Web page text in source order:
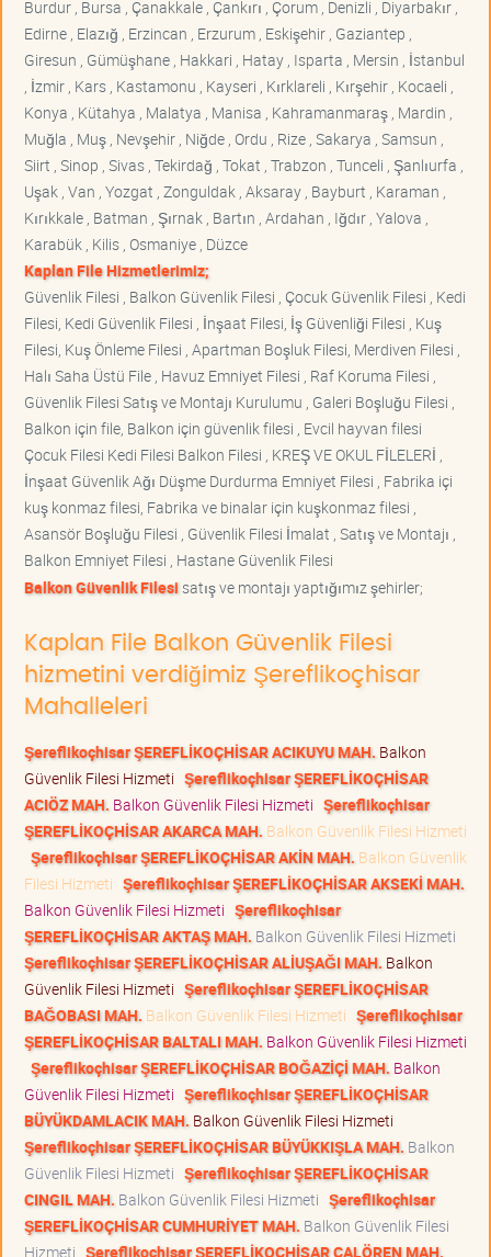
Burdur , Bursa , Çanakkale , Çankırı , Çorum , Denizli , Diyarbakır ,
Edirne , Elazığ , Erzincan , Erzurum , Eskişehir , Gaziantep ,
Giresun , Gümüşhane , Hakkari , Hatay , Isparta , Mersin , İstanbul
, İzmir , Kars , Kastamonu , Kayseri , Kırklareli , Kırşehir , Kocaeli ,
Konya , Kütahya , Malatya , Manisa , Kahramanmaraş , Mardin ,
Muğla , Muş , Nevşehir , Niğde , Ordu , Rize , Sakarya , Samsun ,
Siirt , Sinop , Sivas , Tekirdağ , Tokat , Trabzon , Tunceli , Şanlıurfa ,
Uşak , Van , Yozgat , Zonguldak , Aksaray , Bayburt , Karaman ,
Kırıkkale , Batman , Şırnak , Bartın , Ardahan , Iğdır , Yalova ,
Karabük , Kilis , Osmaniye , Düzce
Kaplan File Hizmetlerimiz;
Güvenlik Filesi , Balkon Güvenlik Filesi , Çocuk Güvenlik Filesi , Kedi
Filesi, Kedi Güvenlik Filesi , İnşaat Filesi, İş Güvenliği Filesi , Kuş
Filesi, Kuş Önleme Filesi , Apartman Boşluk Filesi, Merdiven Filesi ,
Halı Saha Üstü File , Havuz Emniyet Filesi , Raf Koruma Filesi ,
Güvenlik Filesi Satış ve Montajı Kurulumu , Galeri Boşluğu Filesi ,
Balkon için file, Balkon için güvenlik filesi , Evcil hayvan filesi
Çocuk Filesi Kedi Filesi Balkon Filesi , KREŞ VE OKUL FİLELERİ ,
İnşaat Güvenlik Ağı Düşme Durdurma Emniyet Filesi , Fabrika içi
kuş konmaz filesi, Fabrika ve binalar için kuşkonmaz filesi ,
Asansör Boşluğu Filesi , Güvenlik Filesi İmalat , Satış ve Montajı ,
Balkon Emniyet Filesi , Hastane Güvenlik Filesi
Balkon Güvenlik Filesisatış ve montajı yaptığımız şehirler;
Kaplan File Balkon Güvenlik Filesi
hizmetini verdiğimiz Şereflikoçhisar
Mahalleleri
Şereflikoçhisar ŞEREFLİKOÇHİSAR ACIKUYU MAH. Balkon
Güvenlik Filesi Hizmeti Şereflikoçhisar ŞEREFLİKOÇHİSAR
ACIÖZ MAH. Balkon Güvenlik Filesi Hizmeti Şereflikoçhisar
ŞEREFLİKOÇHİSAR AKARCA MAH. Balkon Güvenlik Filesi Hizmeti
Şereflikoçhisar ŞEREFLİKOÇHİSAR AKİN MAH. Balkon Güvenlik
Filesi Hizmeti Şereflikoçhisar ŞEREFLİKOÇHİSAR AKSEKİ MAH.
Balkon Güvenlik Filesi Hizmeti Şereflikoçhisar
ŞEREFLİKOÇHİSAR AKTAŞ MAH. Balkon Güvenlik Filesi Hizmeti
Şereflikoçhisar ŞEREFLİKOÇHİSAR ALİUŞAĞI MAH. Balkon
Güvenlik Filesi Hizmeti Şereflikoçhisar ŞEREFLİKOÇHİSAR
BAĞOBASI MAH. Balkon Güvenlik Filesi Hizmeti Şereflikoçhisar
ŞEREFLİKOÇHİSAR BALTALI MAH. Balkon Güvenlik Filesi Hizmeti
Şereflikoçhisar ŞEREFLİKOÇHİSAR BOĞAZİÇİ MAH. Balkon
Güvenlik Filesi Hizmeti Şereflikoçhisar ŞEREFLİKOÇHİSAR
BÜYÜKDAMLACIK MAH. Balkon Güvenlik Filesi Hizmeti
Şereflikoçhisar ŞEREFLİKOÇHİSAR BÜYÜKKIŞLA MAH. Balkon
Güvenlik Filesi Hizmeti Şereflikoçhisar ŞEREFLİKOÇHİSAR
CINGIL MAH. Balkon Güvenlik Filesi Hizmeti Şereflikoçhisar
ŞEREFLİKOÇHİSAR CUMHURİYET MAH. Balkon Güvenlik Filesi
Hizmeti Şereflikoçhisar ŞEREFLİKOÇHİSAR ÇALÖREN MAH.